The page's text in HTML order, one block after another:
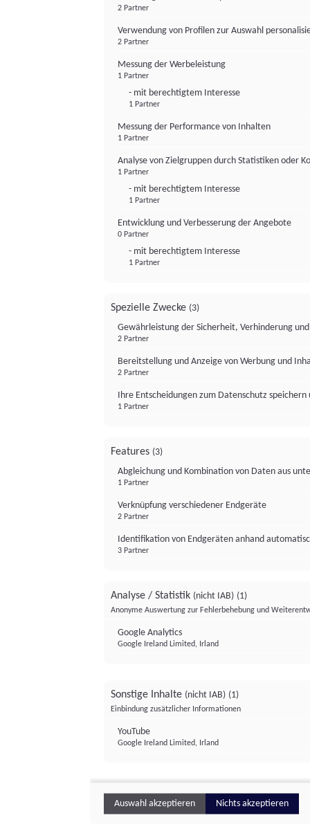
2 Partner
Verwendung von Profilen zur Auswahl
2 Partner
Messung der Werbeleistung
1 Partner
- mit berechtigtem Interesse
1 Partner
Messung der Performance von Inhalten
1 Partner
Analyse von Zielgruppen durch Statistiken oder
1 Partner
- mit berechtigtem Interesse
1 Partner
Entwicklung und Verbesserung der Angebote
0 Partner
- mit berechtigtem Interesse
1 Partner
Spezielle Zwecke (3)
Gewährleistung der Sicherheit, Verhinderung
2 Partner
Bereitstellung und Anzeige von Werbung und
2 Partner
Ihre Entscheidungen zum Datenschutz
1 Partner
Features (3)
Abgleichung und Kombination von Daten aus
1 Partner
Verknüpfung verschiedener Endgeräte
2 Partner
Identifikation von Endgeräten anhand
3 Partner
Analyse / Statistik (nicht IAB) (1)
Anonyme Auswertung zur Fehlerbehebung und
Google Analytics
Google Ireland Limited, Irland
Sonstige Inhalte (nicht IAB) (1)
Einbindung zusätzlicher Informationen
YouTube
Google Ireland Limited, Irland
Auswahl akzeptieren Nichts akzeptieren